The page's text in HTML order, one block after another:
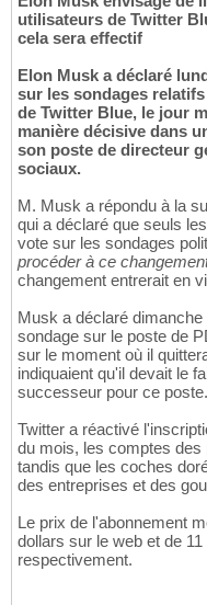
utilisateurs de Twitter
cela sera effectif
Elon Musk a déclaré
sur les sondages
de Twitter Blue, le jour
manière décisive dans
son poste de directeur
sociaux.
M. Musk a répondu à la
qui a déclaré que seuls
vote sur les sondages
procéder à ce
changement entrerait en
Musk a déclaré
sondage sur le poste de
sur le moment où il
indiquaient qu'il devait le
successeur pour ce poste.
Twitter a réactivé
du mois, les comptes des
tandis que les coches
des entreprises et des
Le prix de l'abonnement
dollars sur le web et de
respectivement.